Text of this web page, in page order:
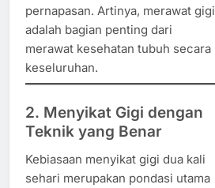
pernapasan. Artinya, merawat gigi
adalah bagian penting dari
merawat kesehatan tubuh secara
keseluruhan.
2. Menyikat Gigi dengan
Teknik yang Benar
Kebiasaan menyikat gigi dua kali
sehari merupakan pondasi utama